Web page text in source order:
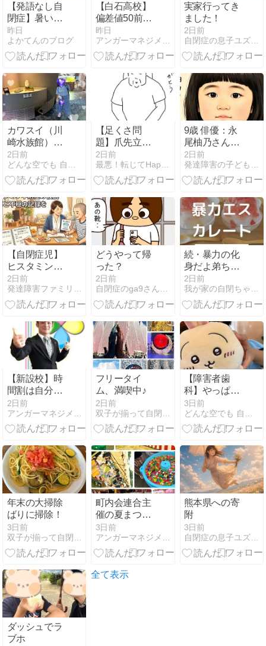
【発語なし自
閉症】暑いと
服を脱ぐ娘に
効いた「減ら
す」夏対策
昨日
よかてんのブログ
【白石高校】
偏差値50前後
なのに国公立
大学39%進
学。仙南地域
いるのか
昨日
アンガーマネジメントとコーチングが教育を変える
実家行ってき
ました！
2日前
自閉症の息子ユズヒコ、時々エルメスと宝塚の話
カワスイ（川
崎水族館）へ
行く
2日前
どんな空でも 自閉症の娘と家族の日常
【足くさ問
題】爪先立ち
でお風呂へ向
かわせていた
息子の現在
2日前
最悪！転じてHappy〜自閉症スペクトラム姉妹の毎日〜
9歳 俳優：永
尾柚乃さんか
らHappyに生
きる生き方を
学ぶ
2日前
発達障害の子どもを伸ばす魔法の言葉：ABAで自閉っ子と楽しく
【自閉症児】
ヒスタミン不
耐症かも？夏
休みが調べる
チャンス
2日前
発達障害ファミリーの幸せライフハック生活
どうやって帰
った？
2日前
自閉症のga9さんとともにHappy Life
続・暴力の化
身だよ弟ちゃ
ん～ボコボコ
にされる兄～
2日前
我が家の自閉ちゃん｜自閉症児の子育てブログ
【新設校】時
間割は自分で
決める 広瀬
ideal高校がと
にかく規格外
2日前
フリータイ
ム、満喫中♪
2日前
【障害者歯
科】やっぱり
虫歯でした
3日前
年末の大掃除
ばりに掃除！
3日前
町内会連合主
催の夏まつ
り。
3日前
熊本県への寄
附
3日前
自閉症の息子ユズヒコ、時々エルメスと宝塚の話
ダッシュでラ
ブホ
全て表示